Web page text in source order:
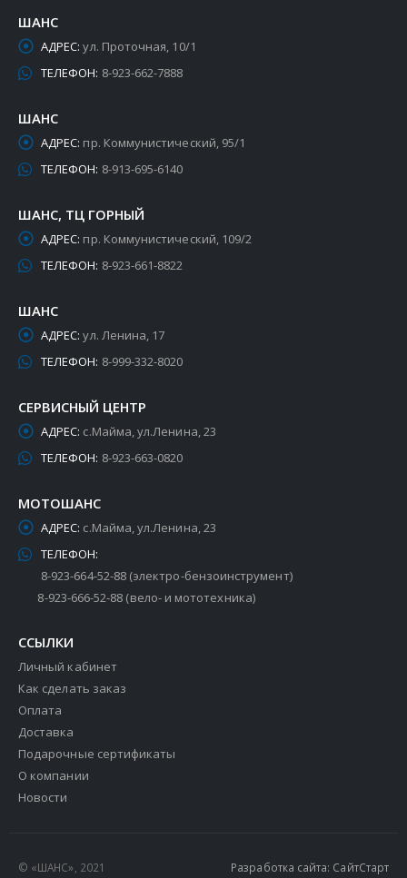
ШАНС
АДРЕС: ул. Проточная, 10/1
ТЕЛЕФОН: 8-923-662-7888
ШАНС
АДРЕС: пр. Коммунистический, 95/1
ТЕЛЕФОН: 8-913-695-6140
ШАНС, ТЦ ГОРНЫЙ
АДРЕС: пр. Коммунистический, 109/2
ТЕЛЕФОН: 8-923-661-8822
ШАНС
АДРЕС: ул. Ленина, 17
ТЕЛЕФОН: 8-999-332-8020
СЕРВИСНЫЙ ЦЕНТР
АДРЕС: с.Майма, ул.Ленина, 23
ТЕЛЕФОН: 8-923-663-0820
МОТОШАНС
АДРЕС: с.Майма, ул.Ленина, 23
ТЕЛЕФОН:
8-923-664-52-88 (электро-бензоинструмент)
8-923-666-52-88 (вело- и мототехника)
ССЫЛКИ
Личный кабинет
Как сделать заказ
Оплата
Доставка
Подарочные сертификаты
О компании
Новости
© «ШАНС», 2021 Разработка сайта: СайтСтарт